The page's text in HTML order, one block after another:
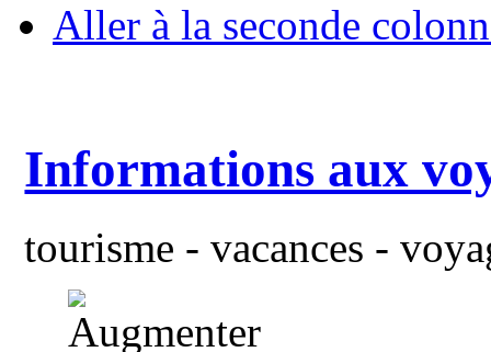
Aller à la seconde
Informations aux
tourisme - vacances -